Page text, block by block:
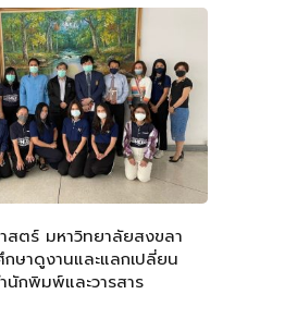
ตร์ มหาวิทยาลัยสงขลา
กษาดูงานและแลกเปลี่ยน
นักพิมพ์และวารสาร